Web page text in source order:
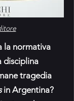
la normativa
disciplina
tragedia
in Argentina?